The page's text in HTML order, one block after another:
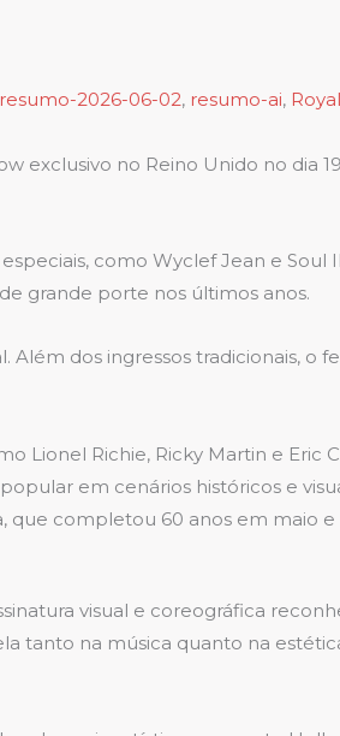
resumo-2026-06-02, resumo-ai,
no Reino Unido no dia
como Wyclef Jean e Soul
grande porte nos últimos anos.
dos ingressos tradicionais, o
Lionel Richie, Ricky Martin e Eric
em cenários históricos e
completou 60 anos em maio
visual e coreográfica
tanto na música quanto na